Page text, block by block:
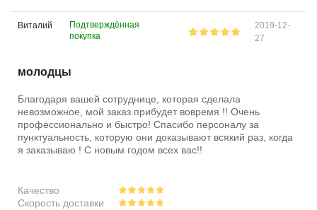
Виталий
Подтверждённая
покупка
2019-12-
27
молодцы
Благодаря вашей сотруднице, которая сделала
невозможное, мой заказ прибудет вовремя !! Очень
профессионально и быстро! Спасибо персоналу за
пунктуальность, которую они доказывают всякий раз, когда
я заказываю ! С новым годом всех вас!!
Качество
Скорость доставки